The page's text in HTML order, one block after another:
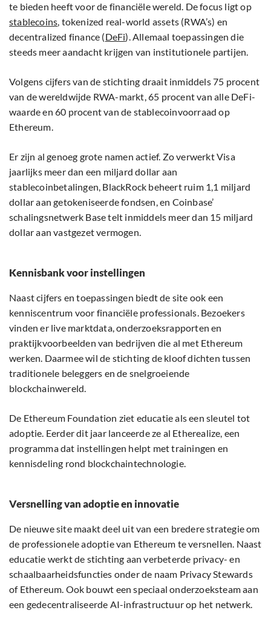
te bieden heeft voor de financiële wereld. De focus ligt op
stablecoins, tokenized real-world assets (RWA’s) en
decentralized finance (DeFi). Allemaal toepassingen die
steeds meer aandacht krijgen van institutionele partijen.
Volgens cijfers van de stichting draait inmiddels 75 procent
van de wereldwijde RWA-markt, 65 procent van alle DeFi-
waarde en 60 procent van de stablecoinvoorraad op
Ethereum.
Er zijn al genoeg grote namen actief. Zo verwerkt Visa
jaarlijks meer dan een miljard dollar aan
stablecoinbetalingen, BlackRock beheert ruim 1,1 miljard
dollar aan getokeniseerde fondsen, en Coinbase’
schalingsnetwerk Base telt inmiddels meer dan 15 miljard
dollar aan vastgezet vermogen.
Kennisbank voor instellingen
Naast cijfers en toepassingen biedt de site ook een
kenniscentrum voor financiële professionals. Bezoekers
vinden er live marktdata, onderzoeksrapporten en
praktijkvoorbeelden van bedrijven die al met Ethereum
werken. Daarmee wil de stichting de kloof dichten tussen
traditionele beleggers en de snelgroeiende
blockchainwereld.
De Ethereum Foundation ziet educatie als een sleutel tot
adoptie. Eerder dit jaar lanceerde ze al Etherealize, een
programma dat instellingen helpt met trainingen en
kennisdeling rond blockchaintechnologie.
Versnelling van adoptie en innovatie
De nieuwe site maakt deel uit van een bredere strategie om
de professionele adoptie van Ethereum te versnellen. Naast
educatie werkt de stichting aan verbeterde privacy- en
schaalbaarheidsfuncties onder de naam Privacy Stewards
of Ethereum. Ook bouwt een speciaal onderzoeksteam aan
een gedecentraliseerde AI-infrastructuur op het netwerk.